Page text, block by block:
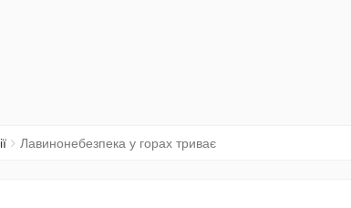
Лавинонебезпека у горах триває